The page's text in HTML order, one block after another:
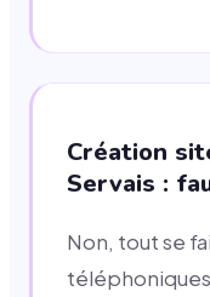
Création
Servais :
Non, tout se